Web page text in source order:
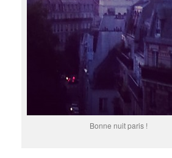
Bonne nuit paris !